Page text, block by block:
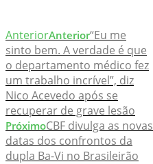
AnteriorAnterior“Eu me
sinto bem. A verdade é que
o departamento médico fez
um trabalho incrível”, diz
Nico Acevedo após se
recuperar de grave lesão
PróximoCBF divulga as novas
datas dos confrontos da
dupla Ba-Vi no Brasileirão